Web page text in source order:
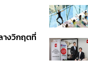
างวิกฤตที่